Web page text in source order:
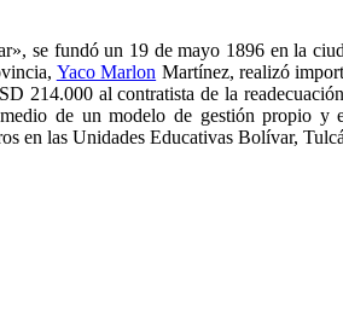
se fundó un 19 de mayo 1896 en la
Yaco Marlon Martínez, realizó
214.000 al contratista de la
de un modelo de gestión propio y
en las Unidades Educativas Bolívar,